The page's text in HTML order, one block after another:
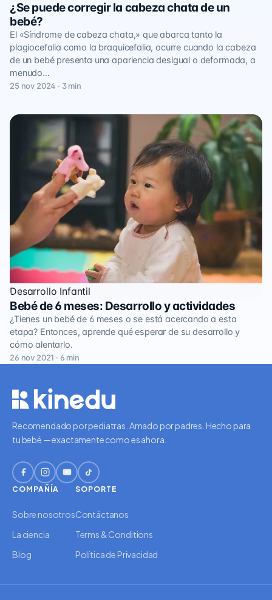
¿Se puede corregir la cabeza chata de un
bebé?
El «Síndrome de cabeza chata,» que abarca tanto la
plagiocefalia como la braquicefalia, ocurre cuando la cabeza
de un bebé presenta una apariencia desigual o deformada, a
menudo…
25 nov 2024 · 3 min
Desarrollo Infantil
Bebé de 6 meses: Desarrollo y actividades
¿Tienes un bebé de 6 meses o se está acercando a esta
etapa? Entonces, aprende qué esperar de su desarrollo y
cómo alentarlo.
26 nov 2021 · 6 min
Recomendado por pediatras. Amado por padres. Hecho para
tu bebé — exactamente como es ahora.
COMPAÑÍA
Sobre nosotros
La ciencia
Blog
SOPORTE
Contáctanos
Terms & Conditions
Política de Privacidad